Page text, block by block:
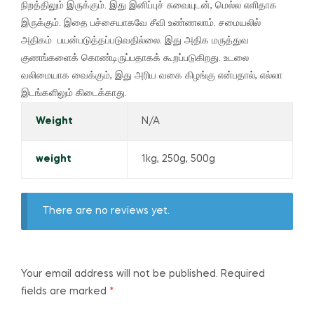
நிறத்திலும் இருக்கும். இது இனிப்புச் சுவையுடன், மெல்ல எளிதாக
இருக்கும். இதை பச்சையாகவே சீவி உண்ணலாம். சமையலில்
அதிகம் பயன்படுத்தப்படுவதில்லை. இது அதிக மருத்துவ
குணங்களைக் கொண்டிருப்பதாகக் கூறப்படுகிறது. உடலை
வலிமையாக வைக்கும், இது அரிய வகை கிழங்கு என்பதால், எல்லா
இடங்களிலும் கிடைக்காது.
Weight N/A
weight 1kg, 250g, 500g
There are no reviews yet.
Your email address will not be published. Required
fields are marked *